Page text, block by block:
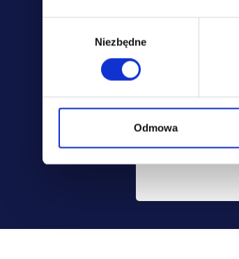
Niezbędne
Odmowa
danych, możliwość
Szczegółowe